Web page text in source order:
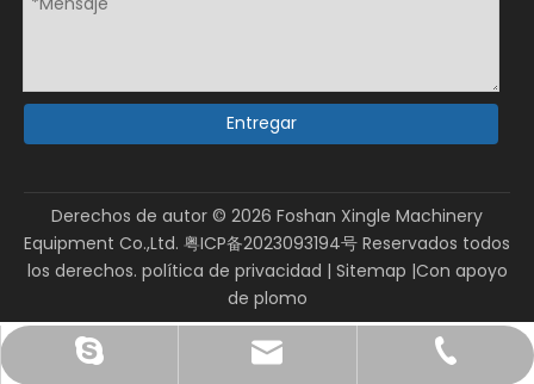
paquete
sales@xinglepm.com
+86-15919644519
Entregar
Derechos de autor © 2026 Foshan Xingle Machinery
Equipment Co.,Ltd. 粤ICP备2023093194号 Reservados todos
los derechos. política de privacidad | Sitemap |Con apoyo
de plomo